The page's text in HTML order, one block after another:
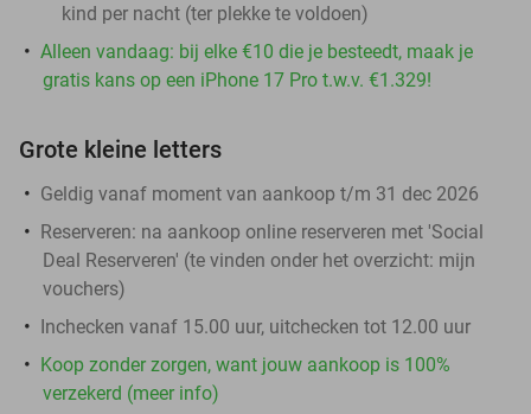
kind per nacht (ter plekke te voldoen)
Alleen vandaag: bij elke €10 die je besteedt, maak je
gratis kans op een iPhone 17 Pro t.w.v. €1.329!
Grote kleine letters
Geldig vanaf moment van aankoop t/m 31 dec 2026
Reserveren: na aankoop online reserveren met 'Social
Deal Reserveren' (te vinden onder het overzicht: mijn
vouchers)
Inchecken vanaf 15.00 uur, uitchecken tot 12.00 uur
Koop zonder zorgen, want jouw aankoop is 100%
verzekerd (meer info)